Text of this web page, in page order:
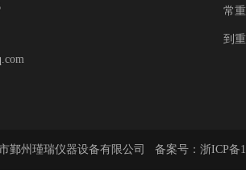
常
到
鄞州瑾瑞仪器设备有限公司 备案号： 浙ICP备